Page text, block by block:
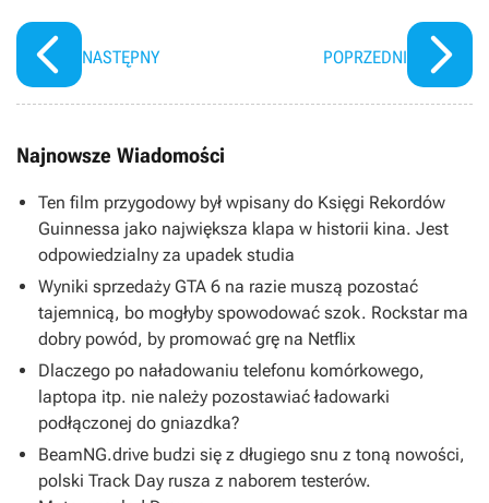
NASTĘPNY POPRZEDNI
Najnowsze Wiadomości
Ten film przygodowy był wpisany do Księgi Rekordów
Guinnessa jako największa klapa w historii kina. Jest
odpowiedzialny za upadek studia
Wyniki sprzedaży GTA 6 na razie muszą pozostać
tajemnicą, bo mogłyby spowodować szok. Rockstar ma
dobry powód, by promować grę na Netflix
Dlaczego po naładowaniu telefonu komórkowego,
laptopa itp. nie należy pozostawiać ładowarki
podłączonej do gniazdka?
BeamNG.drive budzi się z długiego snu z toną nowości,
polski Track Day rusza z naborem testerów.